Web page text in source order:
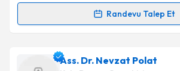
Takvim Talebini
Randevu Talep Et
Randevu Takvimi Talebi
Dr. Oğuz Yıldırımiçin randevu
Ass. Dr. Nevzat Polat